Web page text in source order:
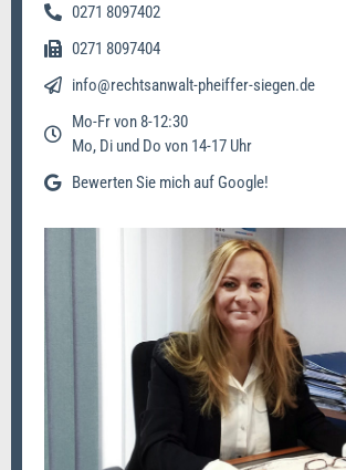
0271 8097402
0271 8097404
info@rechtsanwalt-pheiffer-siegen.de
Mo-Fr von 8-12:30
Mo, Di und Do von 14-17 Uhr
Bewerten Sie mich auf Google!